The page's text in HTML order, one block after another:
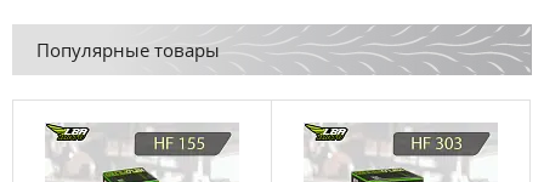
Популярные товары